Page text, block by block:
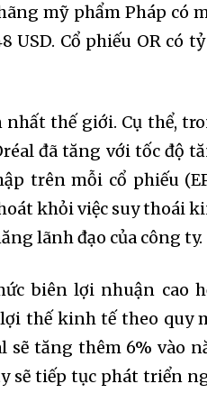
mỹ phẩm Pháp có
USD. Cổ phiếu OR có
nhất thế giới. Cụ thể,
đã tăng với tốc độ
trên mỗi cổ phiếu
khỏi việc suy thoái
lãnh đạo của công ty.
biên lợi nhuận cao
thế kinh tế theo quy
sẽ tăng thêm 6% vào
sẽ tiếp tục phát triển